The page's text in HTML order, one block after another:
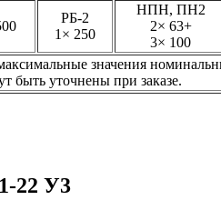
РБ-2
1× 250
НПН, ПН2
2× 63+
3× 100
значения
быть уточнены при заказе.
22 У3